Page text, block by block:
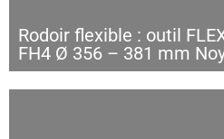
Rodoir flexible : outil
FH4 Ø 356 – 381 mm